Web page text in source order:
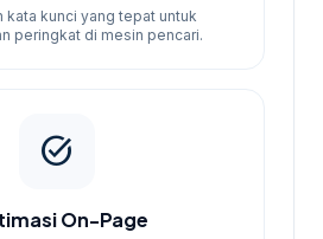
kata kunci yang tepat untuk
peringkat di mesin pencari.
task_alt
On-Page